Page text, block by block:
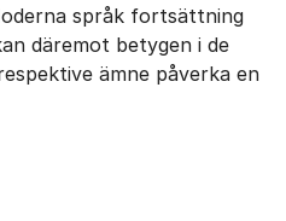
språk fortsättning
däremot betygen i de
ämne påverka en